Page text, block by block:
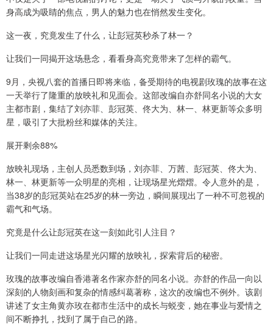
身高成为吸睛的焦点，男人的魅力也在悄然发生变化。
这一夜，究竟发生了什么，让彭冠英秒杀了林一？
让我们一同揭开这场悬念，看看身高究竟带来了怎样的霸气。
9月，央视八套的首播日即将来临，备受期待的电视剧玫瑰的故事在这
一天举行了隆重的放映礼和见面会。这部改编自亦舒同名小说的大女
主都市剧，集结了刘亦菲、彭冠英、佟大为、林一、林更新等众多明
星，吸引了大批粉丝和媒体的关注。
展开剩余88%
放映礼现场，主创人员悉数到场，刘亦菲、万茜、彭冠英、佟大为、
林一、林更新等一众明星的亮相，让现场星光熠熠。令人意外的是，
当38岁的彭冠英站在25岁的林一旁边，瞬间展现出了一种不可忽视的
霸气和气场。
究竟是什么让彭冠英在这一刻如此引人注目？
让我们一同走进这场星光闪耀的放映礼，探索背后的秘密。
玫瑰的故事改编自香港著名作家亦舒的同名小说。亦舒的作品一向以
深刻的人物刻画和复杂的情感纠葛著称，这次的改编也不例外。该剧
讲述了女主角黄亦玫在都市生活中的成长与蜕变，她在事业与爱情之
间不断挣扎，找到了属于自己的路。